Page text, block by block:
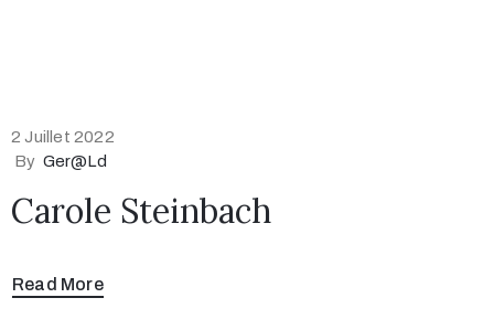
2 Juillet 2022
By Ger@ld
Carole Steinbach
Read More